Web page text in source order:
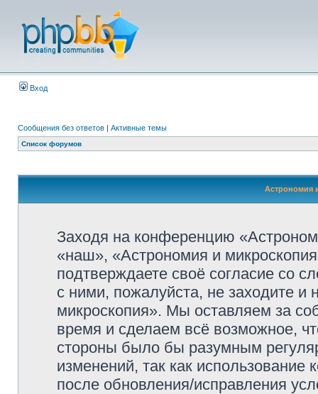
Вход
Сообщения без ответов | Активные темы
Список форумов
Астрономия
Заходя на конференцию
«наш», «Астрономия и
подтверждаете своё согласие со
с ними, пожалуйста, не заходите
микроскопия». Мы оставляем за
время и сделаем всё возможное,
стороны было бы разумным
изменений, так как
после обновления/исправления